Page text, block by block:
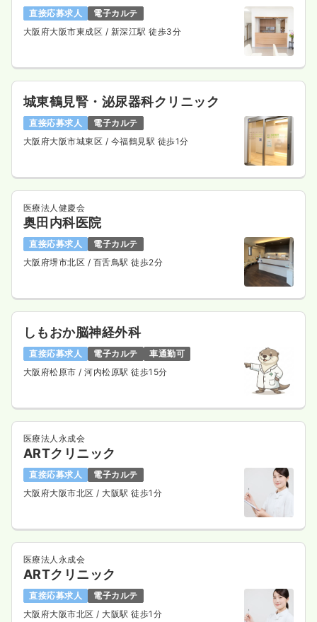
直接応募求人
電子カルテ
大阪府大阪市東成区 / 新深江駅 徒歩3分
城東鶴見腎・泌尿器科クリニック
直接応募求人
電子カルテ
大阪府大阪市城東区 / 今福鶴見駅 徒歩1分
医療法人健慶会
奥田内科医院
直接応募求人
電子カルテ
大阪府堺市北区 / 百舌鳥駅 徒歩2分
しもおか脳神経外科
直接応募求人 電子カルテ
車通勤可
大阪府松原市/ 河内松原駅 徒歩15分
医療法人永成会
ARTクリニック
直接応募求人
電子カルテ
大阪府大阪市北区/ 大阪駅 徒歩1分
医療法人永成会
ARTクリニック
直接応募求人
電子カルテ
大阪府大阪市北区/ 大阪駅 徒歩1分